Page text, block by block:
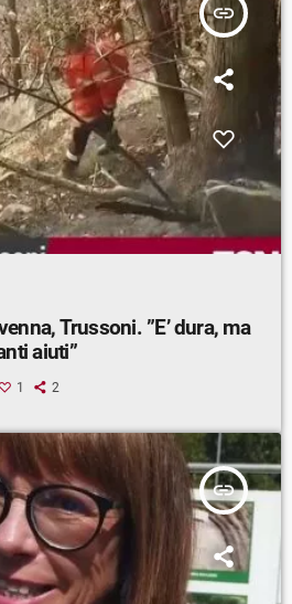
insert_link
Trussoni. ”E’ dura, ma
aiuti”
1 2
insert_link